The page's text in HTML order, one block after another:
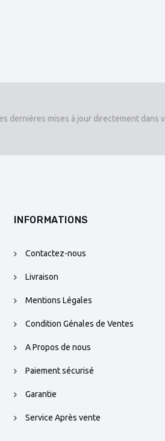
dernières mises à jour directement dans
INFORMATIONS
Contactez-nous
Livraison
Mentions Légales
Condition Génales de Ventes
A Propos de nous
Paiement sécurisé
Garantie
Service Après vente